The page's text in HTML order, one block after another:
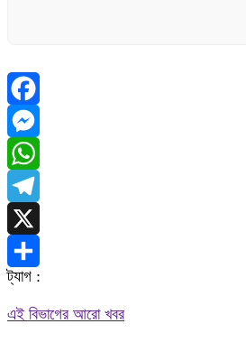
Facebook
Messenger
WhatsApp
Telegram
X
Share
ট্যাগ :
এই বিভাগের আরো খবর